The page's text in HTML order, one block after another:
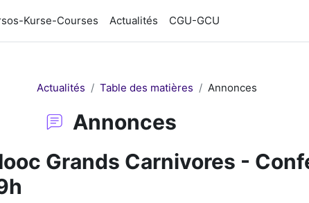
Kurse-Courses Actualités CGU-GCU
Actualités Table des matières Annonces
Annonces
Grands Carnivores -